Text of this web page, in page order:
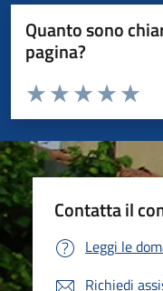
Quanto sono
pagina?
Valuta da 1 a 5 stelle la
Valuta
Valuta 4
Valuta 3 stelle
Valuta 2 stelle su
Valuta 1 stelle su 5
Contatta il
Leggi le
Richiedi